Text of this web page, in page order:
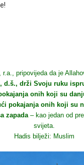
r.a., pripovijeda da je
d.š., drži Svoju ruku
onih koji su
pokajanja onih koji su
zapada– kao jedan od
svijeta.
Hadis bilježi: Muslim